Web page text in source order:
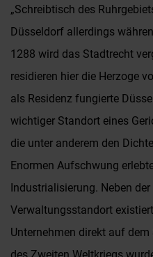
„Schreibtisch des
Düsseldorf allerdings
1288 wird das Stadtrecht
residieren hier die Herzoge
als Residenz fungierte
wichtiger Standort eines
die unter anderem den
Enormen Aufschwung
Industrialisierung. Neben
Verwaltungsstandort
Unternehmen direkt auf